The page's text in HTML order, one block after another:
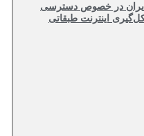
ایران در خصوص دسترسی
اینترنت طبقاتی